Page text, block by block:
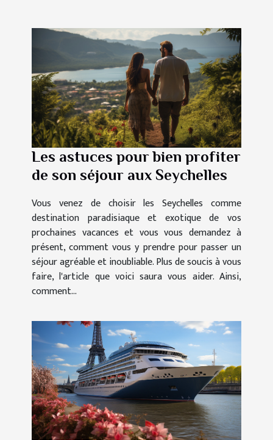
Les astuces pour bien profiter
de son séjour aux Seychelles
Vous venez de choisir les Seychelles comme
destination paradisiaque et exotique de vos
prochaines vacances et vous vous demandez à
présent, comment vous y prendre pour passer un
séjour agréable et inoubliable. Plus de soucis à vous
faire, l'article que voici saura vous aider. Ainsi,
comment...